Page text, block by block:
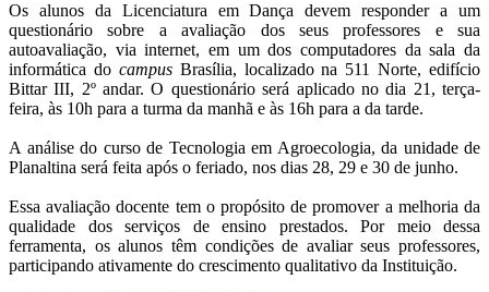
Os alunos da Licenciatura em Dança devem responder a um
questionário sobre a avaliação dos seus professores e sua
autoavaliação, via internet, em um dos computadores da sala da
informática docampusBrasília, localizado na 511 Norte, edifício
Bittar III, 2º andar. O questionário será aplicado no dia 21, terça-
feira, às 10h para a turma da manhã e às 16h para a da tarde.
A análise do curso de Tecnologia em Agroecologia, da unidade de
Planaltina será feita após o feriado, nos dias 28, 29 e 30 de junho.
Essa avaliação docente tem o propósito de promover a melhoria da
qualidade dos serviços de ensino prestados. Por meio dessa
ferramenta, os alunos têm condições de avaliar seus professores,
participando ativamente do crescimento qualitativo da Instituição.